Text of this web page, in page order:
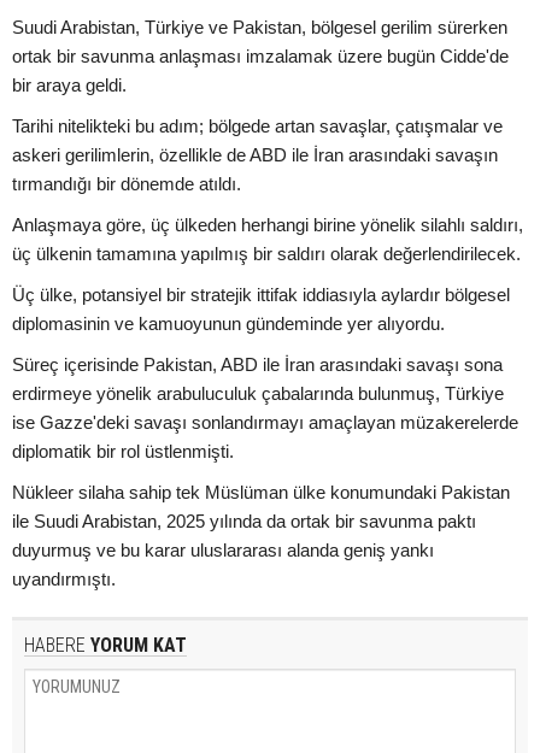
Suudi Arabistan, Türkiye ve Pakistan, bölgesel gerilim sürerken
ortak bir savunma anlaşması imzalamak üzere bugün Cidde'de
bir araya geldi.
Tarihi nitelikteki bu adım; bölgede artan savaşlar, çatışmalar ve
askeri gerilimlerin, özellikle de ABD ile İran arasındaki savaşın
tırmandığı bir dönemde atıldı.
Anlaşmaya göre, üç ülkeden herhangi birine yönelik silahlı saldırı,
üç ülkenin tamamına yapılmış bir saldırı olarak değerlendirilecek.
Üç ülke, potansiyel bir stratejik ittifak iddiasıyla aylardır bölgesel
diplomasinin ve kamuoyunun gündeminde yer alıyordu.
Süreç içerisinde Pakistan, ABD ile İran arasındaki savaşı sona
erdirmeye yönelik arabuluculuk çabalarında bulunmuş, Türkiye
ise Gazze'deki savaşı sonlandırmayı amaçlayan müzakerelerde
diplomatik bir rol üstlenmişti.
Nükleer silaha sahip tek Müslüman ülke konumundaki Pakistan
ile Suudi Arabistan, 2025 yılında da ortak bir savunma paktı
duyurmuş ve bu karar uluslararası alanda geniş yankı
uyandırmıştı.
HABERE YORUM KAT